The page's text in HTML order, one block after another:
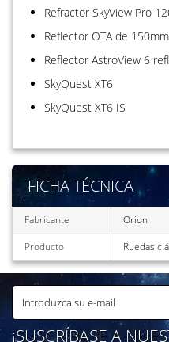
Refractor SkyView Pro
Reflector OTA de
Reflector AstroView 6
SkyQuest XT6
SkyQuest XT6 IS
FICHA TÉCNICA
Fabricante
Orion
Producto
Ruedas
¡SUSCRÍBASE A